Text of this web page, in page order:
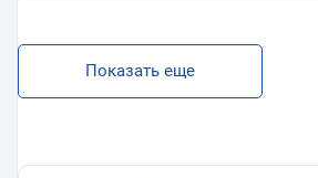
Показать еще